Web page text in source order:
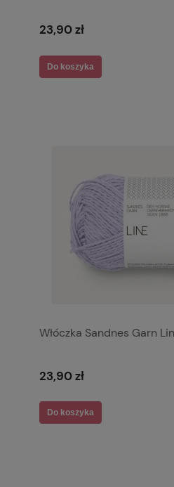
23,90 zł
Do koszyka
Włóczka Sandnes Garn
23,90 zł
Do koszyka